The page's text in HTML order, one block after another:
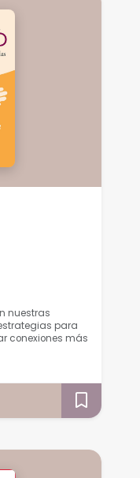
nuestras
para
conexiones más